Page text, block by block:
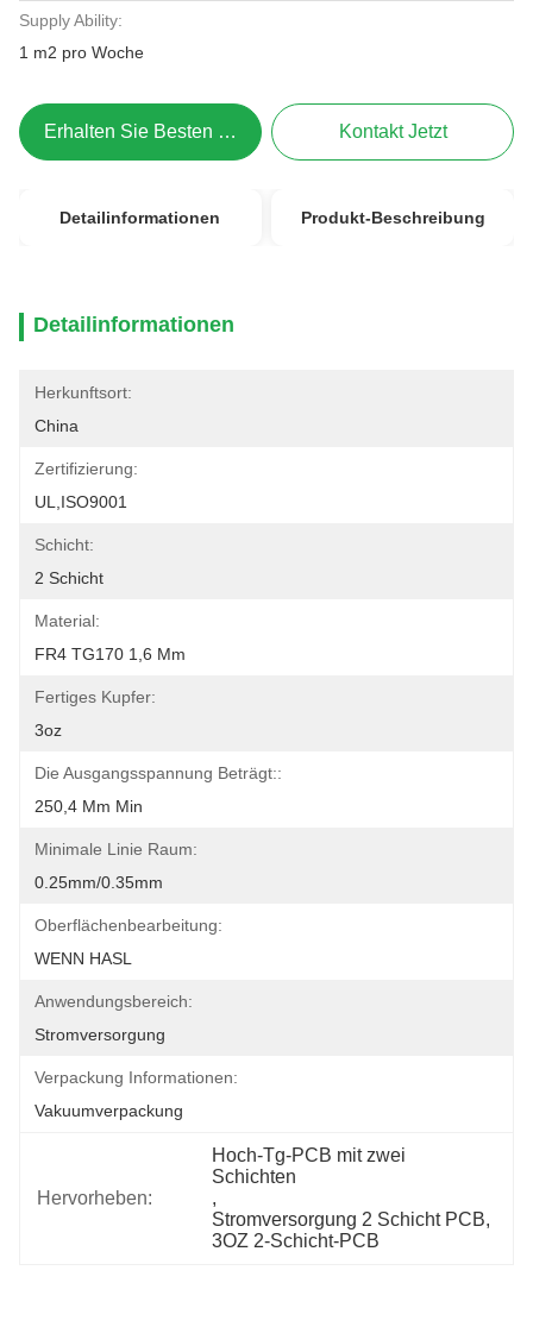
Supply Ability:
1 m2 pro Woche
Erhalten Sie Besten Preis Kontakt Jetzt
Detailinformationen Produkt-Beschreibung
Detailinformationen
Herkunftsort:
China
Zertifizierung:
UL,ISO9001
Schicht:
2 Schicht
Material:
FR4 TG170 1,6 Mm
Fertiges Kupfer:
3oz
Die Ausgangsspannung Beträgt::
250,4 Mm Min
Minimale Linie Raum:
0.25mm/0.35mm
Oberflächenbearbeitung:
WENN HASL
Anwendungsbereich:
Stromversorgung
Verpackung Informationen:
Vakuumverpackung
Hervorheben:
Hoch-Tg-PCB mit zwei
Schichten
,
Stromversorgung 2 Schicht PCB
3OZ 2-Schicht-PCB